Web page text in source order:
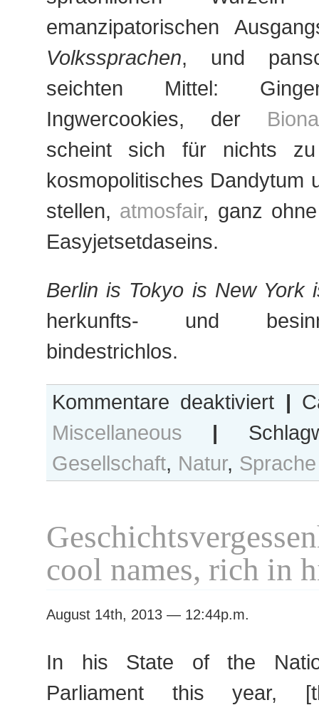
emanzipatorischen
Volkssprachen, und
seichten Mittel:
Ingwercookies, der
scheint sich für nichts
kosmopolitisches Dandytum
stellen, atmosfair, ganz
Easyjetsetdaseins.
Berlin is Tokyo is New
herkunfts- und
bindestrichlos.
Kommentare deaktiviert |
Miscellaneous
|
Gesellschaft, Natur, Sprache
cool names, rich in
August 14th, 2013 — 12:44p.m.
In his State of the
Parliament this year,